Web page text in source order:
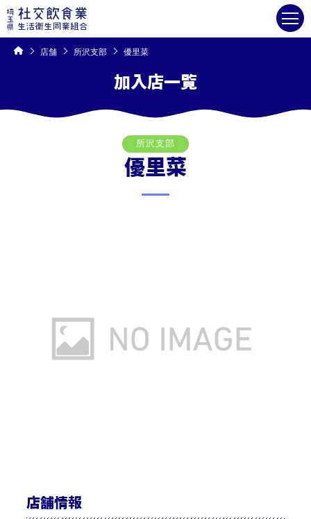
へ
店舗 所沢支部 優里菜
加入店一覧
所沢支部
優里菜
店舗情報